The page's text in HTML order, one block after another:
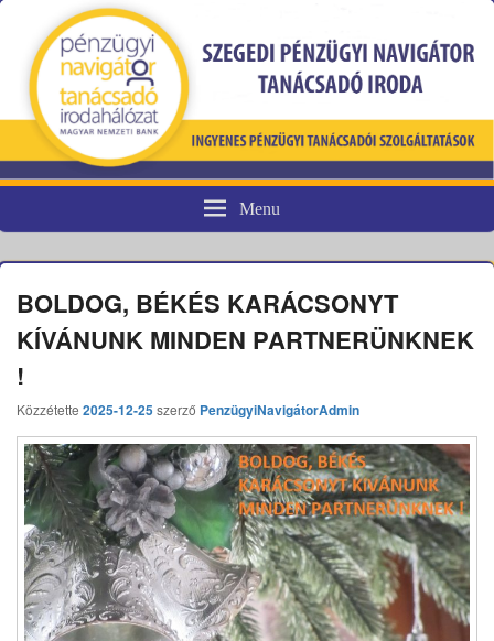
Pénzügyi fogyasztóvédelem
Menu
BOLDOG, BÉKÉS KARÁCSONYT
KÍVÁNUNK MINDEN PARTNERÜNKNEK
!
Közzétette 2025-12-25szerző PenzügyiNavigátorAdmin